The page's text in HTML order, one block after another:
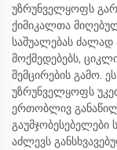
უზრუნველყოფს
ქიმიკალთა
საშუალებას
მოქმედებებს,
შემცირების გამო.
უზრუნველყოფს
ერთობლივ
აძლევს